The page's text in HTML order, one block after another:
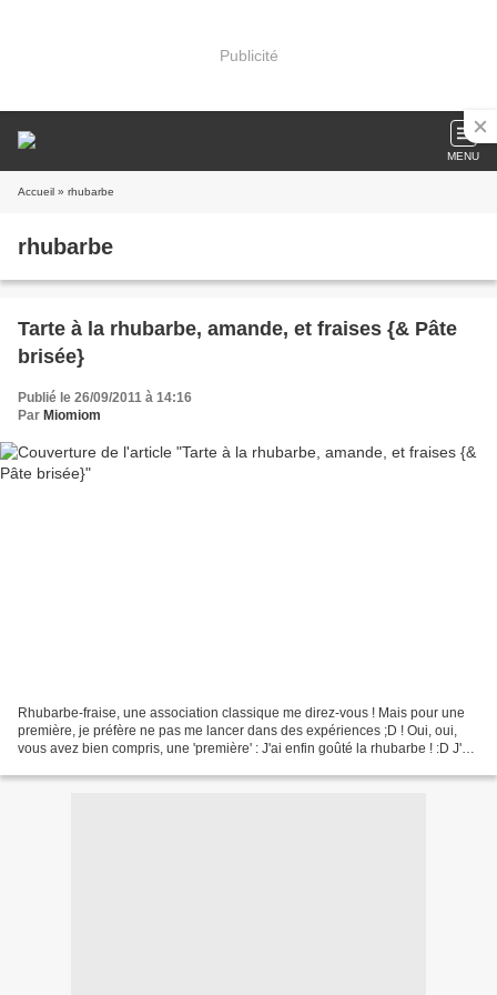
Publicité
MENU
Accueil » rhubarbe
rhubarbe
Tarte à la rhubarbe, amande, et fraises {& Pâte
brisée}
Publié le 26/09/2011 à 14:16
Par Miomiom
Rhubarbe-fraise, une association classique me direz-vous ! Mais pour une
première, je préfère ne pas me lancer dans des expériences ;D ! Oui, oui,
vous avez bien compris, une 'première' : J'ai enfin goûté la rhubarbe ! :D J'en